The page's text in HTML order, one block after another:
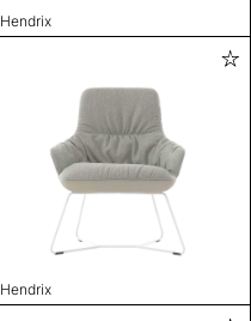
Hendrix
Hendrix